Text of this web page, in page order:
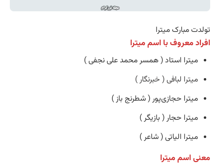
تولدت مبارک میترا
افراد معروف با اسم میترا
میترا استاد ( همسر محمد علی نجفی )
میترا لبافی ( خبرنگار )
میترا حجازی‌پور ( شطرنج باز )
میترا حجار ( بازیگر )
میترا الیاتی ( شاعر )
معنی اسم میترا